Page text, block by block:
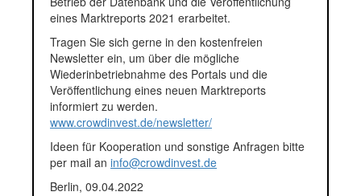
Durchschnittsprojekt 05.-12.2018
Fundingsumme
61.895 Euro
Finanziert in
2018
Segment
Unternehmen
Anlagestatus
Plattform
Funding Circle
Korrekturen / Updates übermitteln
Alle Angaben ohne Gewähr auf Vollständigkeit und Richtigkeit.
eines Marktreports 2021 erarbeitet.
Tragen Sie sich gerne in den kostenfreien
Newsletter ein, um über die mögliche
Wiederinbetriebnahme des Portals und die
Veröffentlichung eines neuen Marktreports
informiert zu werden.
www.crowdinvest.de/newsletter/
Ideen für Kooperation und sonstige Anfragen bitte
per mail an info@crowdinvest.de
Berlin, 09.04.2022